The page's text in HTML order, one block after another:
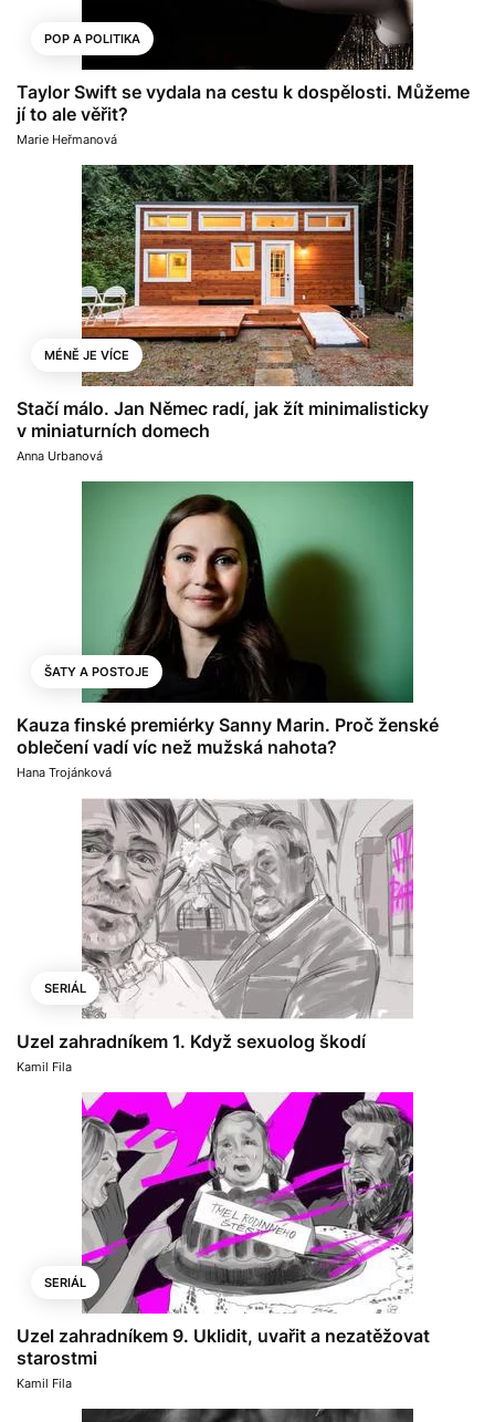
POP A POLITIKA
Taylor Swift se vydala na cestu k dospělosti. Můžeme
jí to ale věřit?
Marie Heřmanová
MÉNĚ JE VÍCE
Stačí málo. Jan Němec radí, jak žít minimalisticky
v miniaturních domech
Anna Urbanová
ŠATY A POSTOJE
Kauza finské premiérky Sanny Marin. Proč ženské
oblečení vadí víc než mužská nahota?
Hana Trojánková
SERIÁL
Uzel zahradníkem 1. Když sexuolog škodí
Kamil Fila
SERIÁL
Uzel zahradníkem 9. Uklidit, uvařit a nezatěžovat
starostmi
Kamil Fila